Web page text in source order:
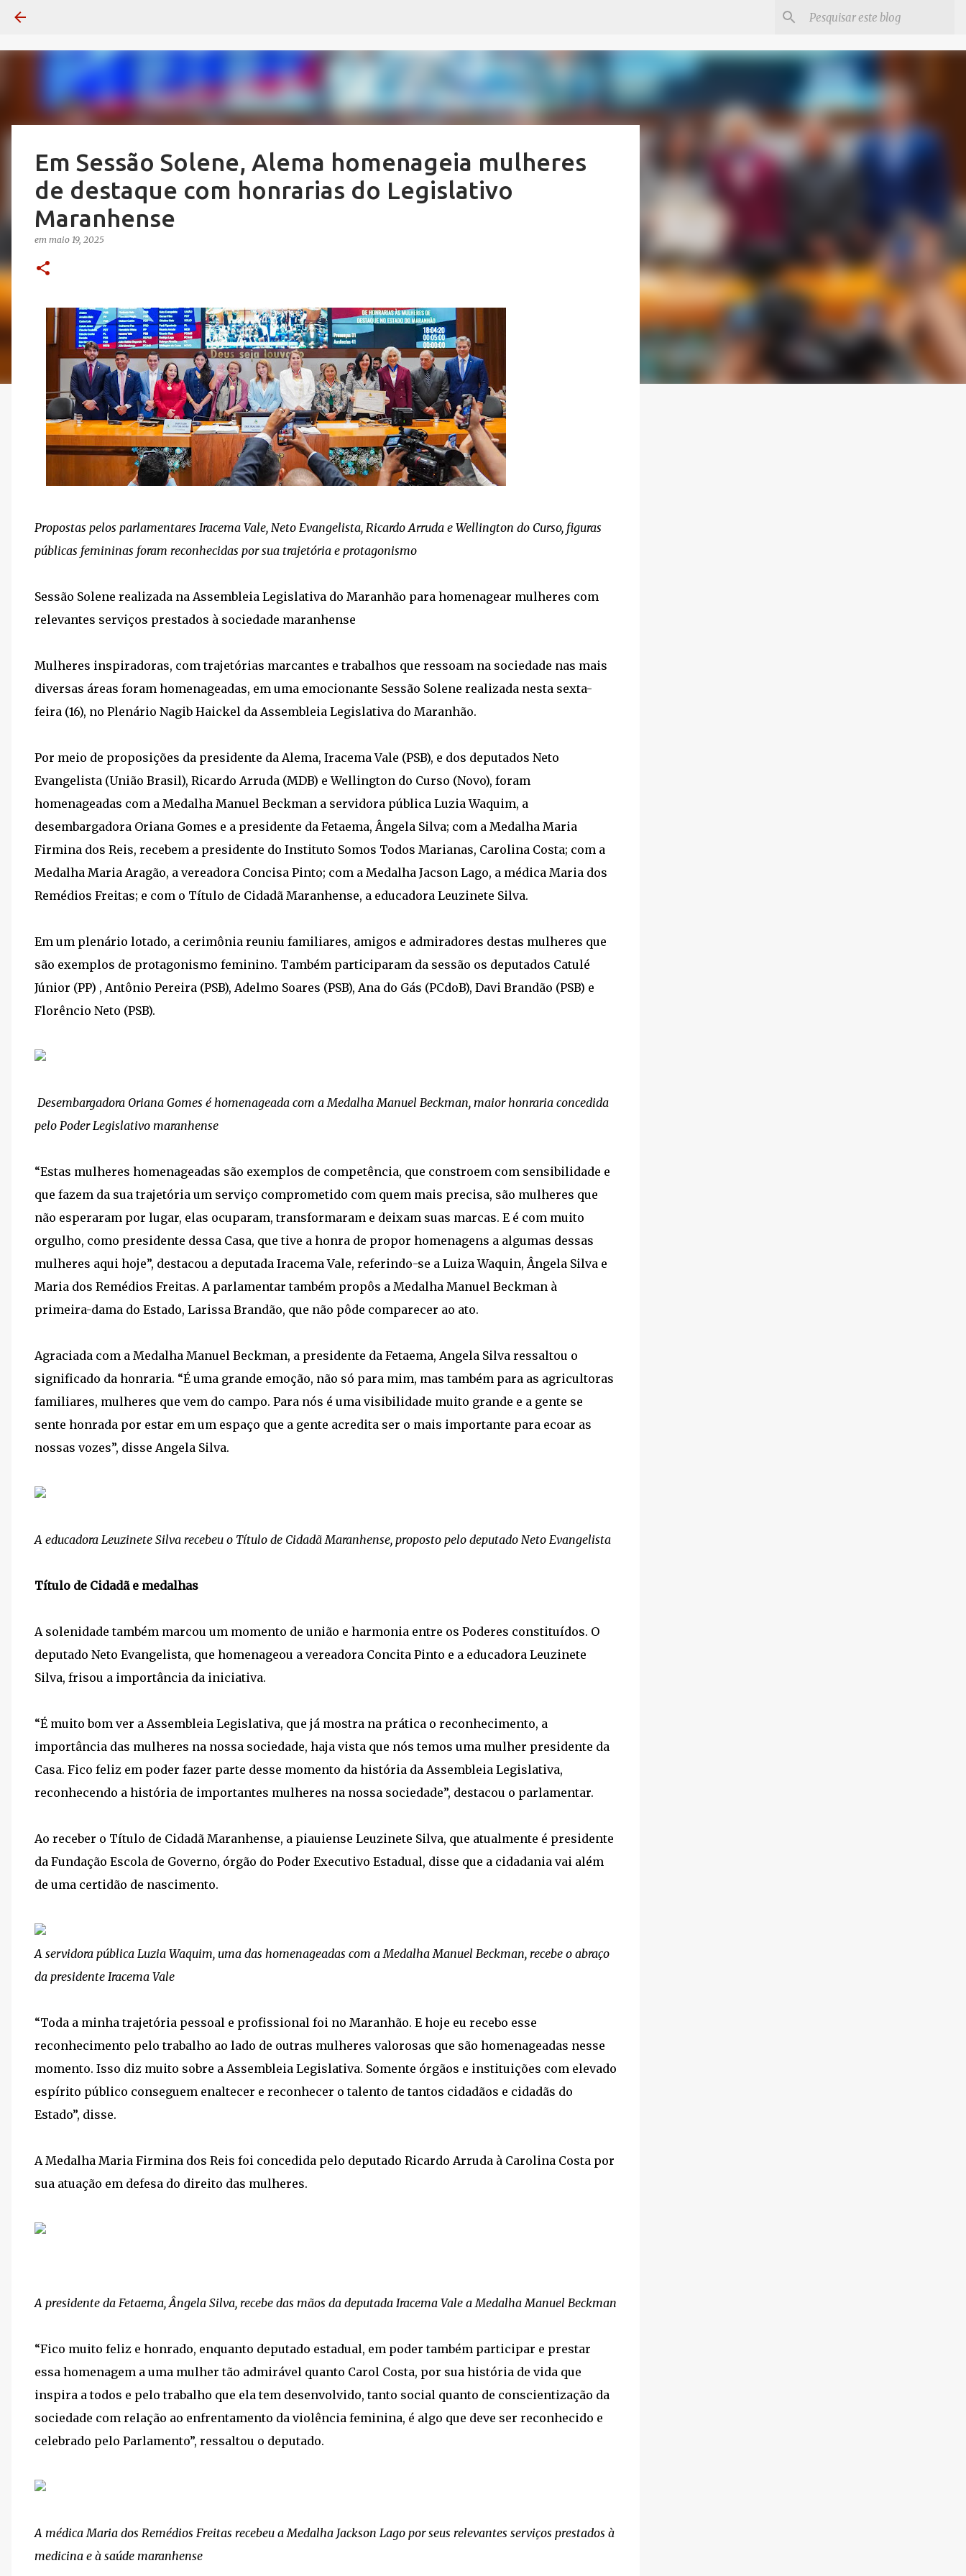
Em Sessão Solene, Alema homenageia mulheres
de destaque com honrarias do Legislativo
Maranhense
em maio 19, 2025
Propostas pelos parlamentares Iracema Vale, Neto Evangelista, Ricardo Arruda e Wellington do Curso, figuras
públicas femininas foram reconhecidas por sua trajetória e protagonismo
Sessão Solene realizada na Assembleia Legislativa do Maranhão para homenagear mulheres com
relevantes serviços prestados à sociedade maranhense
Mulheres inspiradoras, com trajetórias marcantes e trabalhos que ressoam na sociedade nas mais
diversas áreas foram homenageadas, em uma emocionante Sessão Solene realizada nesta sexta-
feira (16), no Plenário Nagib Haickel da Assembleia Legislativa do Maranhão.
Por meio de proposições da presidente da Alema, Iracema Vale (PSB), e dos deputados Neto
Evangelista (União Brasil), Ricardo Arruda (MDB) e Wellington do Curso (Novo), foram
homenageadas com a Medalha Manuel Beckman a servidora pública Luzia Waquim, a
desembargadora Oriana Gomes e a presidente da Fetaema, Ângela Silva; com a Medalha Maria
Firmina dos Reis, recebem a presidente do Instituto Somos Todos Marianas, Carolina Costa; com a
Medalha Maria Aragão, a vereadora Concisa Pinto; com a Medalha Jacson Lago, a médica Maria dos
Remédios Freitas; e com o Título de Cidadã Maranhense, a educadora Leuzinete Silva.
Em um plenário lotado, a cerimônia reuniu familiares, amigos e admiradores destas mulheres que
são exemplos de protagonismo feminino. Também participaram da sessão os deputados Catulé
Júnior (PP) , Antônio Pereira (PSB), Adelmo Soares (PSB), Ana do Gás (PCdoB), Davi Brandão (PSB) e
Florêncio Neto (PSB).
Desembargadora Oriana Gomes é homenageada com a Medalha Manuel Beckman, maior honraria concedida
pelo Poder Legislativo maranhense
“Estas mulheres homenageadas são exemplos de competência, que constroem com sensibilidade e
que fazem da sua trajetória um serviço comprometido com quem mais precisa, são mulheres que
não esperaram por lugar, elas ocuparam, transformaram e deixam suas marcas. E é com muito
orgulho, como presidente dessa Casa, que tive a honra de propor homenagens a algumas dessas
mulheres aqui hoje”, destacou a deputada Iracema Vale, referindo-se a Luiza Waquin, Ângela Silva e
Maria dos Remédios Freitas. A parlamentar também propôs a Medalha Manuel Beckman à
primeira-dama do Estado, Larissa Brandão, que não pôde comparecer ao ato.
Agraciada com a Medalha Manuel Beckman, a presidente da Fetaema, Angela Silva ressaltou o
significado da honraria. “É uma grande emoção, não só para mim, mas também para as agricultoras
familiares, mulheres que vem do campo. Para nós é uma visibilidade muito grande e a gente se
sente honrada por estar em um espaço que a gente acredita ser o mais importante para ecoar as
nossas vozes”, disse Angela Silva.
A educadora Leuzinete Silva recebeu o Título de Cidadã Maranhense, proposto pelo deputado Neto Evangelista
Título de Cidadã e medalhas
A solenidade também marcou um momento de união e harmonia entre os Poderes constituídos. O
deputado Neto Evangelista, que homenageou a vereadora Concita Pinto e a educadora Leuzinete
Silva, frisou a importância da iniciativa.
“É muito bom ver a Assembleia Legislativa, que já mostra na prática o reconhecimento, a
importância das mulheres na nossa sociedade, haja vista que nós temos uma mulher presidente da
Casa. Fico feliz em poder fazer parte desse momento da história da Assembleia Legislativa,
reconhecendo a história de importantes mulheres na nossa sociedade”, destacou o parlamentar.
Ao receber o Título de Cidadã Maranhense, a piauiense Leuzinete Silva, que atualmente é presidente
da Fundação Escola de Governo, órgão do Poder Executivo Estadual, disse que a cidadania vai além
de uma certidão de nascimento.
A servidora pública Luzia Waquim, uma das homenageadas com a Medalha Manuel Beckman, recebe o abraço
da presidente Iracema Vale
“Toda a minha trajetória pessoal e profissional foi no Maranhão. E hoje eu recebo esse
reconhecimento pelo trabalho ao lado de outras mulheres valorosas que são homenageadas nesse
momento. Isso diz muito sobre a Assembleia Legislativa. Somente órgãos e instituições com elevado
espírito público conseguem enaltecer e reconhecer o talento de tantos cidadãos e cidadãs do
Estado”, disse.
A Medalha Maria Firmina dos Reis foi concedida pelo deputado Ricardo Arruda à Carolina Costa por
sua atuação em defesa do direito das mulheres.
A presidente da Fetaema, Ângela Silva, recebe das mãos da deputada Iracema Vale a Medalha Manuel Beckman
“Fico muito feliz e honrado, enquanto deputado estadual, em poder também participar e prestar
essa homenagem a uma mulher tão admirável quanto Carol Costa, por sua história de vida que
inspira a todos e pelo trabalho que ela tem desenvolvido, tanto social quanto de conscientização da
sociedade com relação ao enfrentamento da violência feminina, é algo que deve ser reconhecido e
celebrado pelo Parlamento”, ressaltou o deputado.
A médica Maria dos Remédios Freitas recebeu a Medalha Jackson Lago por seus relevantes serviços prestados à
medicina e à saúde maranhense